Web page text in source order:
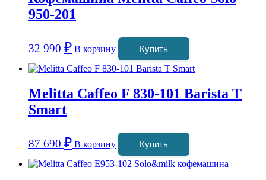
950-201
32 990 ₽ В корзину Купить
Melitta Caffeo F 830-101 Barista T
Smart
87 690 ₽ В корзину Купить